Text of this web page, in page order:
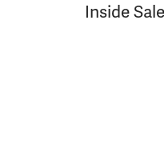
Inside